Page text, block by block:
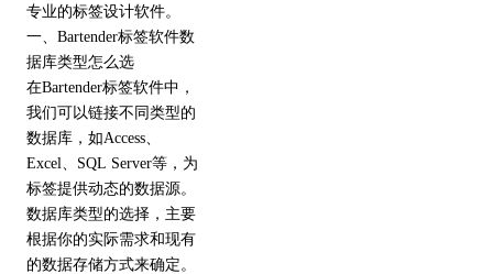
专业的标签设计软件。
一、Bartender标签软件数
据库类型怎么选
在Bartender标签软件中，
我们可以链接不同类型的
数据库，如Access、
Excel、SQL Server等，为
标签提供动态的数据源。
数据库类型的选择，主要
根据你的实际需求和现有
的数据存储方式来确定。